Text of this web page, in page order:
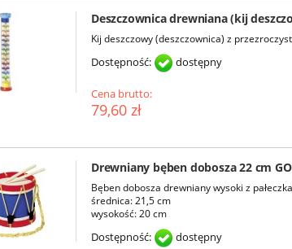
Deszczownica drewniana (kij
Kij deszczowy (deszczownica) z
Dostępność: dostępny
Cena brutto:
79,60 zł
Drewniany bęben dobosza 22 cm
Bęben dobosza drewniany wysoki z
średnica: 21,5 cm
wysokość: 20 cm
Dostępność: dostępny